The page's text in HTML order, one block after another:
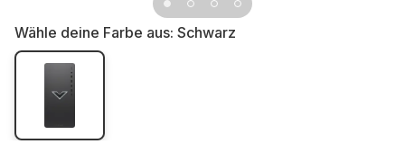
Wähle deine Farbe aus: Schwarz